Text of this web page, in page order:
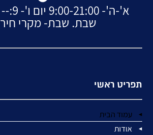
א'-ה'-
שבת. שבת- מקרי
תפריט ראשי
עמוד הבית
אודות